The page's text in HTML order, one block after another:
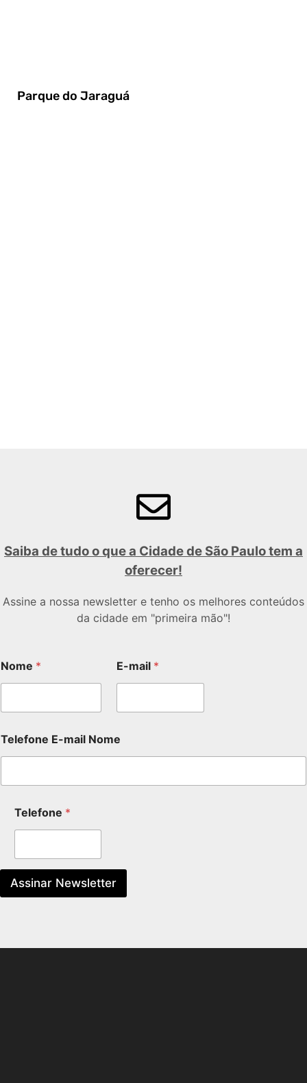
Parque do Jaraguá
Saiba de tudo o que a Cidade de São Paulo tem a
oferecer!
Assine a nossa newsletter e tenho os melhores conteúdos
da cidade em "primeira mão"!
Nome * E-mail *
Telefone E-mail Nome
Telefone *
Assinar Newsletter